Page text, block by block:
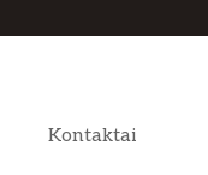
Kontaktai